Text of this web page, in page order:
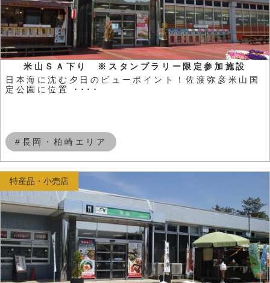
米山ＳＡ下り ※スタンプラリー限定参加施設
日本海に沈む夕日のビューポイント！佐渡弥彦米山国
定公園に位置 ････
#長岡・柏崎エリア
特産品・小売店